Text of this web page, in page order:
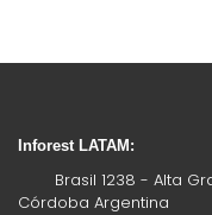
Inforest LATAM:
Brasil 1238 - Alta
Córdoba Argentina